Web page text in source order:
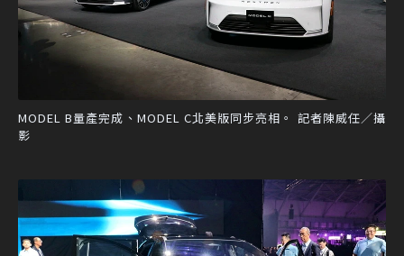
MODEL B量產完成、MODEL C北美版同步亮相。 記者陳威任／攝
影